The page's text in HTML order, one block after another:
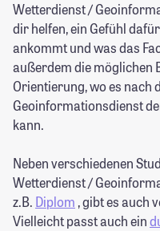
Wetterdienst /
dir helfen, ein Gefühl
ankommt und was das
außerdem die möglichen
Orientierung, wo es nach
Geoinformationsdienst
kann.
Neben verschiedenen
Wetterdienst /
z.B. Diplom , gibt es auch
Vielleicht passt auch ein